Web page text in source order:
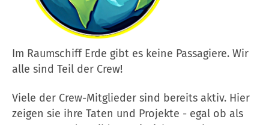
Im Raumschiff Erde gibt es keine Passagiere. Wir
alle sind Teil der Crew!
Viele der Crew-Mitglieder sind bereits aktiv. Hier
zeigen sie ihre Taten und Projekte - egal ob als